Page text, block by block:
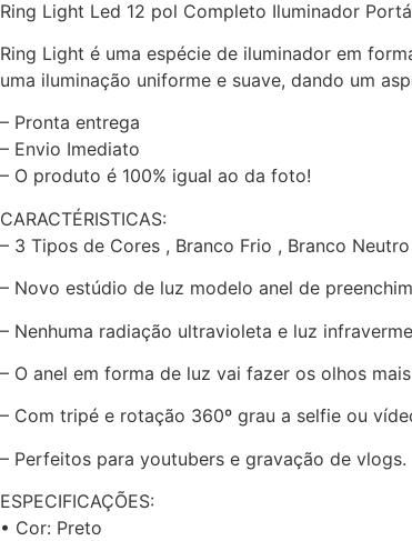
Ring Light Led 12 pol Completo Iluminador
Ring Light é uma espécie de iluminador em
uma iluminação uniforme e suave, dando um
– Pronta entrega
– Envio Imediato
– O produto é 100% igual ao da foto!
CARACTÉRISTICAS:
– 3 Tipos de Cores , Branco Frio , Branco
– Novo estúdio de luz modelo anel de
– Nenhuma radiação ultravioleta e luz
– O anel em forma de luz vai fazer os olhos
– Com tripé e rotação 360º grau a selfie ou
– Perfeitos para youtubers e gravação de vlogs.
ESPECIFICAÇÕES:
• Cor: Preto